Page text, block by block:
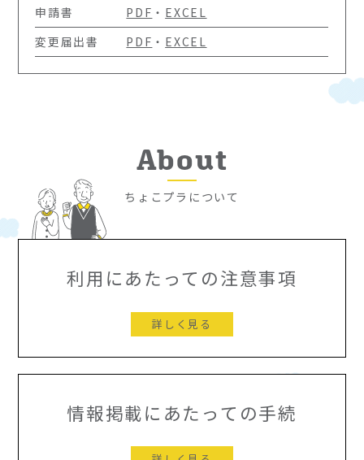
申請書
PDF ・ EXCEL
変更届出書
PDF ・ EXCEL
About
ちょこプラについて
利用にあたっての注意事項
詳しく見る
情報掲載にあたっての手続